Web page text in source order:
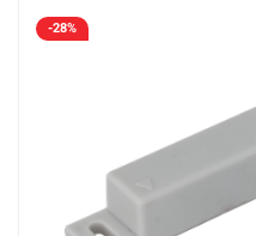
-28%